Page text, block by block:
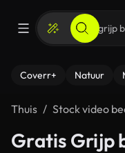
Coverr+ Natuur
Thuis Stock video
Gratis Grijp